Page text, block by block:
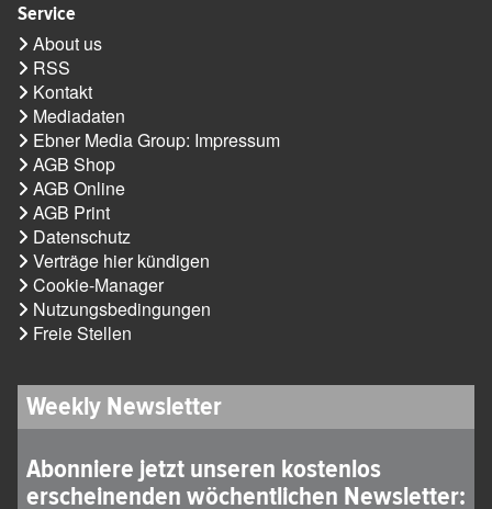
Service
About us
RSS
Kontakt
Mediadaten
Ebner Media Group: Impressum
AGB Shop
AGB Online
AGB Print
Datenschutz
Verträge hier kündigen
Cookie-Manager
Nutzungsbedingungen
Freie Stellen
Weekly Newsletter
Abonniere jetzt unseren kostenlos
erscheinenden wöchentlichen Newsletter: